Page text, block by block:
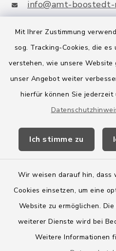
Mit Ihrer Zustimmung
sog. Tracking-Cookies, die
verstehen, wie unsere
unser Angebot weiter
hierfür können Sie jederzeit
Ich stimme zu
Wir weisen darauf hin, dass
Cookies einsetzen, um eine
Website zu ermöglichen.
weiterer Dienste wird bei
Weitere Informationen
info@amt-
Quicklinks
Amt Boostedt-Rickling
Amtsbroschüre
Wege-Zweckverband